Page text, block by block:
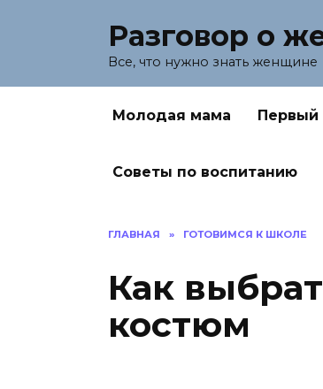
Разговор о
Все, что нужно знать женщине
Молодая мама Первый
Советы по воспитанию
ГЛАВНАЯ » ГОТОВИМСЯ К ШКОЛЕ
Как
костюм